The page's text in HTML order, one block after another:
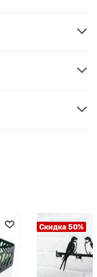
Скидка 50%